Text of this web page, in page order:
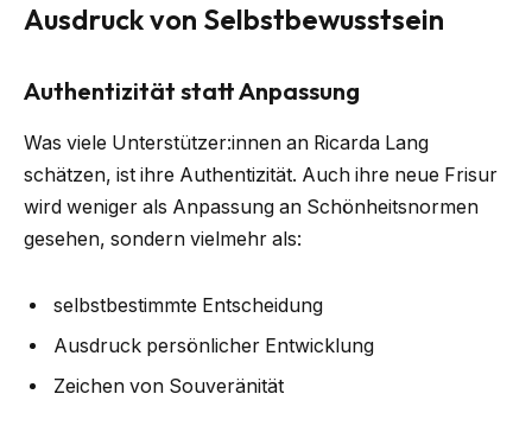
Ausdruck von Selbstbewusstsein
Authentizität statt Anpassung
Was viele Unterstützer:innen an Ricarda Lang
schätzen, ist ihre Authentizität. Auch ihre neue Frisur
wird weniger als Anpassung an Schönheitsnormen
gesehen, sondern vielmehr als:
selbstbestimmte Entscheidung
Ausdruck persönlicher Entwicklung
Zeichen von Souveränität